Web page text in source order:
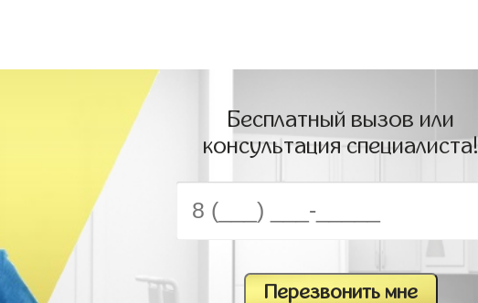
Бесплатный вызов или
консультация специалиста!